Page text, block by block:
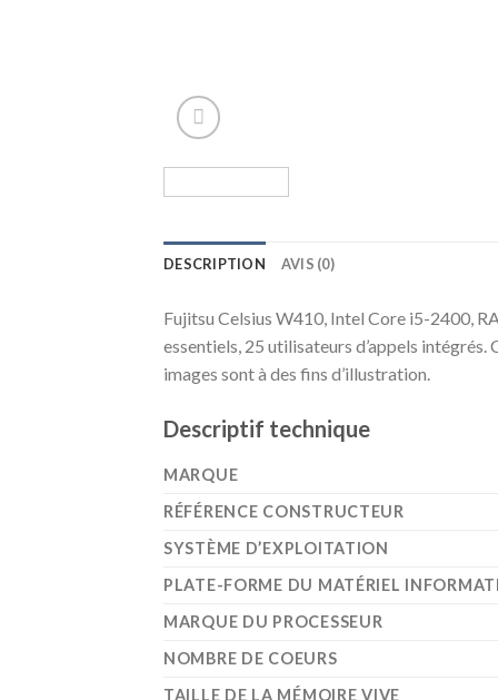
DESCRIPTION AVIS (0)
Fujitsu Celsius W410, Intel Core i5-2400,
essentiels, 25 utilisateurs d’appels
images sont à des fins d’illustration.
Descriptif technique
MARQUE
RÉFÉRENCE CONSTRUCTEUR
SYSTÈME D’EXPLOITATION
PLATE-FORME DU MATÉRIEL
MARQUE DU PROCESSEUR
NOMBRE DE COEURS
TAILLE DE LA MÉMOIRE VIVE